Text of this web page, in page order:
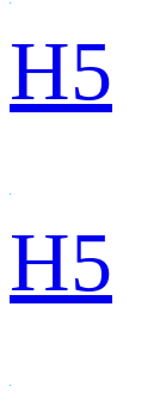
H5
H5